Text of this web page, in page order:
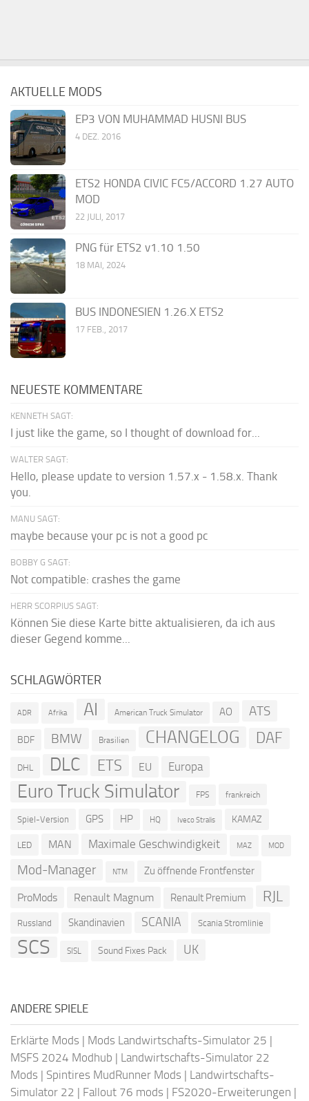
AKTUELLE MODS
EP3 VON MUHAMMAD HUSNI BUS
4 DEZ. 2016
ETS2 HONDA CIVIC FC5/ACCORD 1.27 AUTO
MOD
22 JULI, 2017
PNG für ETS2 v1.10 1.50
18 MAI, 2024
BUS INDONESIEN 1.26.X ETS2
17 FEB., 2017
NEUESTE KOMMENTARE
KENNETH SAGT:
I just like the game, so I thought of download for...
WALTER SAGT:
Hello, please update to version 1.57.x - 1.58.x. Thank
you.
MANU SAGT:
maybe because your pc is not a good pc
BOBBY G SAGT:
Not compatible: crashes the game
HERR SCORPIUS SAGT:
Können Sie diese Karte bitte aktualisieren, da ich aus
dieser Gegend komme...
SCHLAGWÖRTER
ADR Afrika AI American Truck Simulator AO ATS
BDF BMW Brasilien CHANGELOG DAF
DHL DLC ETS EU Europa
Euro Truck Simulator FPS frankreich
Spiel-Version GPS HP HQ Iveco Stralis KAMAZ
LED MAN Maximale Geschwindigkeit MAZ MOD
Mod-Manager NTM Zu öffnende Frontfenster
ProMods Renault Magnum Renault Premium RJL
Russland Skandinavien SCANIA Scania Stromlinie
SCS SISL Sound Fixes Pack UK
ANDERE SPIELE
Erklärte Mods | Mods Landwirtschafts-Simulator 25 |
MSFS 2024 Modhub | Landwirtschafts-Simulator 22
Mods | Spintires MudRunner Mods | Landwirtschafts-
Simulator 22 | Fallout 76 mods | FS2020-Erweiterungen |